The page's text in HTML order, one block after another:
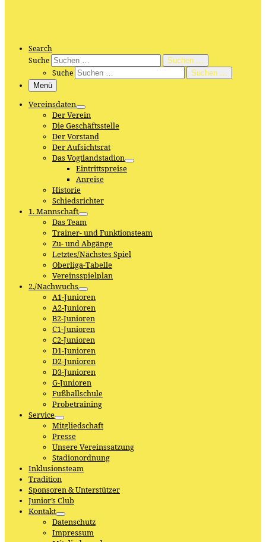
Search
Suche
Suchen …
Suche
Suchen …
Menü
Vereinsdaten
Der Verein
Die Geschäftsstelle
Der Vorstand
Der Aufsichtsrat
Das Vogtlandstadion
Eintrittspreise
Anreise
Historie
Schiedsrichter
1. Mannschaft
Das Team
Trainer- und Funktionsteam
Zu- und Abgänge
Letztes/Nächstes Spiel
Oberliga-Tabelle
Vereinsspielplan
2./Nachwuchs
A1-Junioren
A2-Junioren
B2-Junioren
C1-Junioren
C2-Junioren
D1-Junioren
D2-Junioren
D3-Junioren
G-Junioren
Fußballschule
Probetraining
Service
Mitgliedschaft
Presse
Unsere Vereinssatzung
Stadionordnung
Inklusionsteam
Tradition
Sponsoren & Unterstützer
Junior’s Club
Kontakt
Datenschutz
Impressum